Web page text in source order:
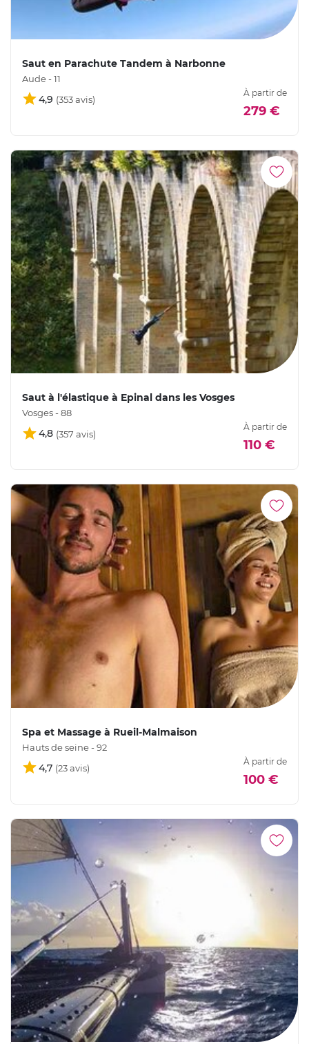
Saut en Parachute Tandem à Narbonne
Aude - 11
4,9
À partir de
279 €
Saut à l'élastique à Epinal dans les Vosges
Vosges - 88
4,8
À partir de
110 €
Spa et Massage à Rueil-Malmaison
Hauts de seine - 92
4,7
À partir de
100 €